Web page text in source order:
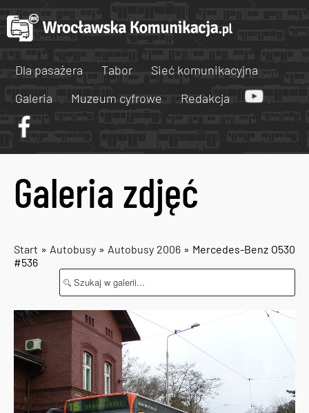
Dla pasażera Tabor
Sieć komunikacyjna
Galeria
Muzeum cyfrowe Redakcja
Galeria zdjęć
Start » Autobusy » Autobusy 2006 » Mercedes-Benz O530
#536